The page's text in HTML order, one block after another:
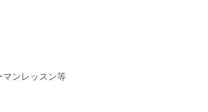
マンレッスン等